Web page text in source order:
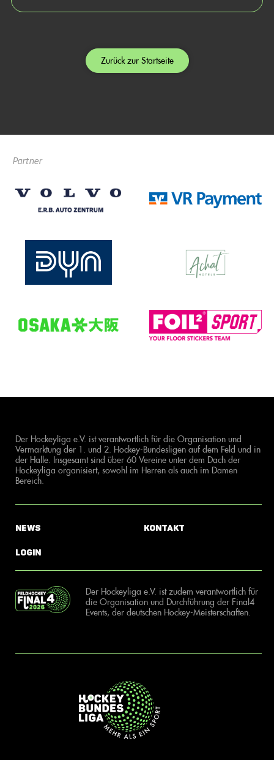
Zurück zur Startseite
Partner
Der Hockeyliga e.V. ist verantwortlich für die Organisation und
Vermarktung der 1. und 2. Hockey-Bundesligen auf dem Feld und in
der Halle. Insgesamt sind über 60 Vereine unter dem Dach der
Hockeyliga organisiert, sowohl im Herren als auch im Damen
Bereich.
News
Login
Kontakt
Der Hockeyliga e.V. ist zudem verantwortlich für
die Organisation und Durchführung der Final4
Events, der deutschen Hockey-Meisterschaften.